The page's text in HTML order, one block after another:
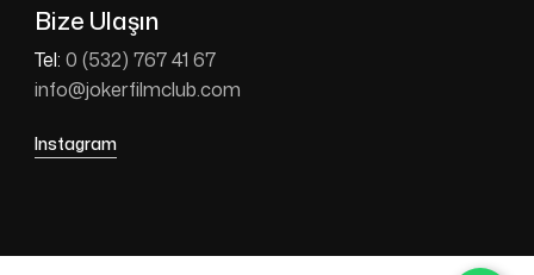
Bize Ulaşın
Tel: 0 (532) 767 41 67
info@jokerfilmclub.com
Instagram